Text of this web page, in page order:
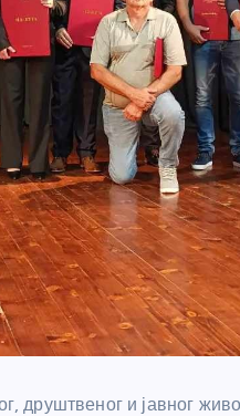
друштвеног и јавног